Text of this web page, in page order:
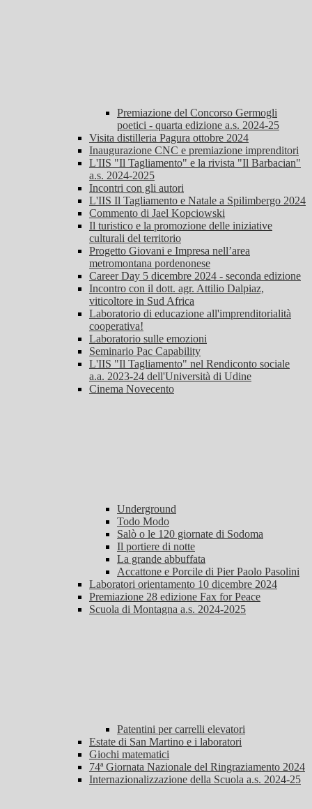
Premiazione del Concorso Germogli
poetici - quarta edizione a.s. 2024-25
Visita distilleria Pagura ottobre 2024
Inaugurazione CNC e premiazione imprenditori
L'IIS "Il Tagliamento" e la rivista "Il Barbacian"
a.s. 2024-2025
Incontri con gli autori
L'IIS Il Tagliamento e Natale a Spilimbergo 2024
Commento di Jael Kopciowski
Il turistico e la promozione delle iniziative
culturali del territorio
Progetto Giovani e Impresa nell’area
metromontana pordenonese
Career Day 5 dicembre 2024 - seconda edizione
Incontro con il dott. agr. Attilio Dalpiaz,
viticoltore in Sud Africa
Laboratorio di educazione all'imprenditorialità
cooperativa!
Laboratorio sulle emozioni
Seminario Pac Capability
L'IIS "Il Tagliamento" nel Rendiconto sociale
a.a. 2023-24 dell'Università di Udine
Cinema Novecento
Underground
Todo Modo
Salò o le 120 giornate di Sodoma
Il portiere di notte
La grande abbuffata
Accattone e Porcile di Pier Paolo Pasolini
Laboratori orientamento 10 dicembre 2024
Premiazione 28 edizione Fax for Peace
Scuola di Montagna a.s. 2024-2025
Patentini per carrelli elevatori
Estate di San Martino e i laboratori
Giochi matematici
74ª Giornata Nazionale del Ringraziamento 2024
Internazionalizzazione della Scuola a.s. 2024-25